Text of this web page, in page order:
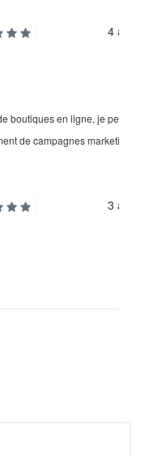
4
boutiques en ligne, je peux
de campagnes marketing
3